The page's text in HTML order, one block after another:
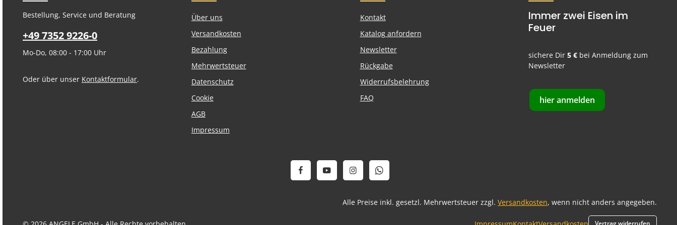
Bestellung, Service und Beratung
+49 7352 9226-0
Mo-Do, 08:00 - 17:00 Uhr
Oder über unser Kontaktformular.
Über uns
Versandkosten
Bezahlung
Mehrwertsteuer
Datenschutz
Cookie
AGB
Impressum
Kontakt
Katalog anfordern
Newsletter
Rückgabe
Widerrufsbelehrung
FAQ
Immer zwei Eisen im
Feuer
sichere Dir5 € bei Anmeldung zum
Newsletter
hier anmelden
Alle Preise inkl. gesetzl. Mehrwertsteuer zzgl. Versandkosten, wenn nicht anders angegeben.
Vertrag widerrufen